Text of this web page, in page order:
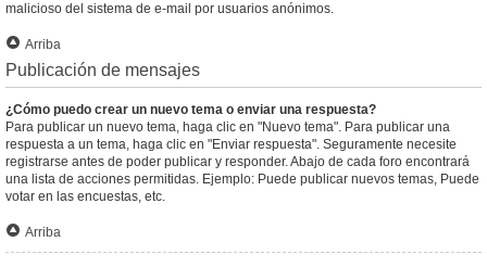
malicioso del sistema de e-mail por usuarios anónimos.
Arriba
Publicación de mensajes
¿Cómo puedo crear un nuevo tema o enviar una respuesta?
Para publicar un nuevo tema, haga clic en "Nuevo tema". Para publicar una
respuesta a un tema, haga clic en "Enviar respuesta". Seguramente necesite
registrarse antes de poder publicar y responder. Abajo de cada foro encontrará
una lista de acciones permitidas. Ejemplo: Puede publicar nuevos temas, Puede
votar en las encuestas, etc.
Arriba